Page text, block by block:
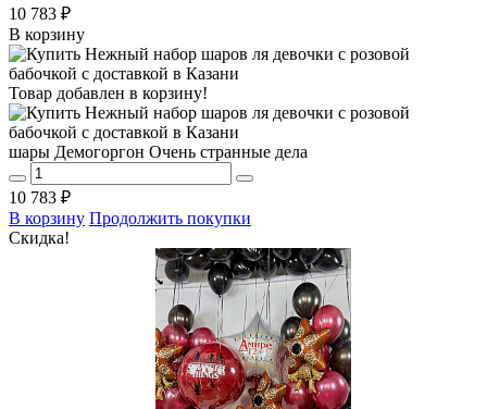
10 783 ₽
В корзину
Товар добавлен в корзину!
шары Демогоргон Очень странные дела
10 783 ₽
В корзину Продолжить покупки
Скидка!